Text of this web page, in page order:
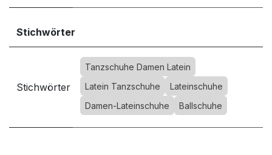
Stichwörter
Stichwörter
Tanzschuhe Damen Latein
Latein Tanzschuhe
Lateinschuhe
Damen-Lateinschuhe
Ballschuhe